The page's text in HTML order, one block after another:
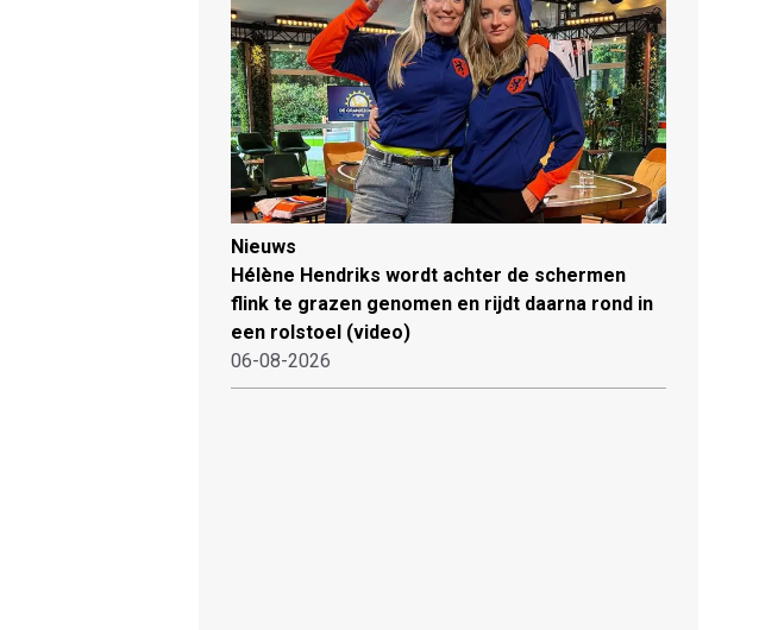
Nieuws
Hélène Hendriks wordt achter de schermen
flink te grazen genomen en rijdt daarna rond in
een rolstoel (video)
06-08-2026